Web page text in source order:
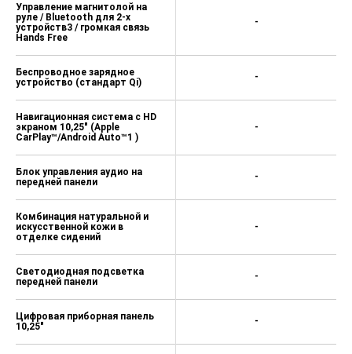
Управление магнитолой на
руле / Bluetooth для 2-х
устройств3 / громкая связь
Hands Free
Беcпроводное зарядное
устройство (стандарт Qi)
Навигационная система с HD
экраном 10,25" (Apple
CarPlay™/Android Auto™1 )
Блок управления аудио на
передней панели
Комбинация натуральной и
искусственной кожи в
отделке сидений
Светодиодная подсветка
передней панели
Цифровая приборная панель
10,25"
-
-
-
-
-
-
-